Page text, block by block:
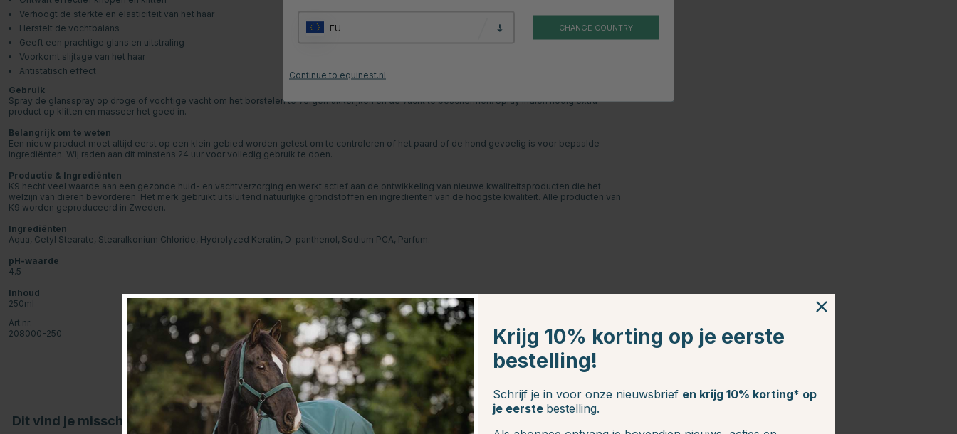
Verhoogt de sterkte en elasticiteit van het haar
Herstelt de vochtbalans
Geeft een prachtige glans en uitstraling
Voorkomt slijtage van het haar
Antistatisch effect
Gebruik
Spray de glansspray op droge of vochtige vacht om het borstelen te vergemakkelijken en de vacht te beschermen. Spray indien nodig extra
product op klitten en masseer het goed in.
Belangrijk om te weten
Een nieuw product moet altijd eerst op een klein gebied worden getest om te controleren of het paard of de hond gevoelig is voor bepaalde
ingrediënten. Wij raden aan dit minstens 24 uur voor volledig gebruik te doen.
Productie & Ingrediënten
K9 hecht veel waarde aan een gezonde huid- en vachtverzorging en werkt actief aan de ontwikkeling van nieuwe kwaliteitsproducten die het
welzijn van dieren bevorderen. Het merk gebruikt uitsluitend natuurlijke grondstoffen en ingrediënten van de hoogste kwaliteit. Alle producten van
K9 worden geproduceerd in Zweden.
Ingrediënten
Aqua, Cetyl Stearate, Stearalkonium Chloride, Hydrolyzed Keratin, D-panthenol, Sodium PCA, Parfum.
pH-waarde
4.5
Inhoud
250ml
Art.nr:
208000-250
Dit vind je misschien ook leuk
EU CHANGE COUNTRY
Continue to equinest.nl
Krijg 10% korting op je eerste
bestelling!
Schrijf je in voor onze nieuwsbrief en krijg 10% korting* op
je eerste bestelling.